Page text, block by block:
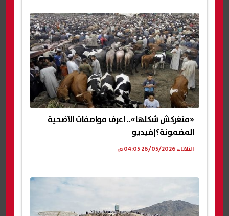
«متغركش شكلها».. اعرف مواصفات الأضحية
المضمونة؟|فيديو
الثلاثاء 26/05/2026 04:05 م